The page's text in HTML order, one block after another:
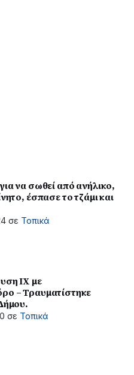
να σωθεί από ανήλικο,
έσπασε το τζάμι και
σε Τοπικά
ΙΧ με
– Τραυματίστηκε
σε Τοπικά